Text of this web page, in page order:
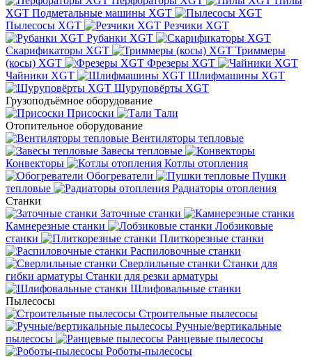
XGT Подметальные машины XGT
Пылесосы XGT
Резчики XGT
Рубанки XGT
Скарификаторы XGT
Триммеры
(косы) XGT
Фрезеры XGT
Чайники XGT
Шлифмашины XGT
Шуруповёрты XGT
Грузоподъёмное оборудование
Присоски
Тали
Отопительное оборудование
Вентиляторы тепловые
Завесы тепловые
Конвекторы
Котлы отопления
Обогреватели
Пушки
тепловые
Радиаторы отопления
Станки
Заточные станки
Камнерезные станки
Лобзиковые
станки
Плиткорезные станки
Распиловочные станки
Сверлильные станки Станки для
гибки арматуры Станки для резки арматуры
Шлифовальные станки
Пылесосы
Строительные пылесосы
Ручные/вертикальные
пылесосы
Ранцевые пылесосы
Роботы-пылесосы